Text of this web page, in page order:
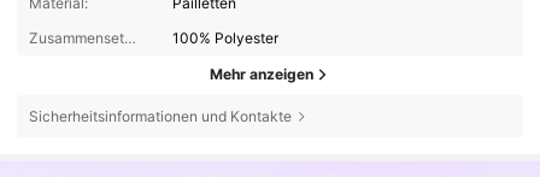
Zusammensetzung:
100% Polyester
Mehr anzeigen
Sicherheitsinformationen und Kontakte